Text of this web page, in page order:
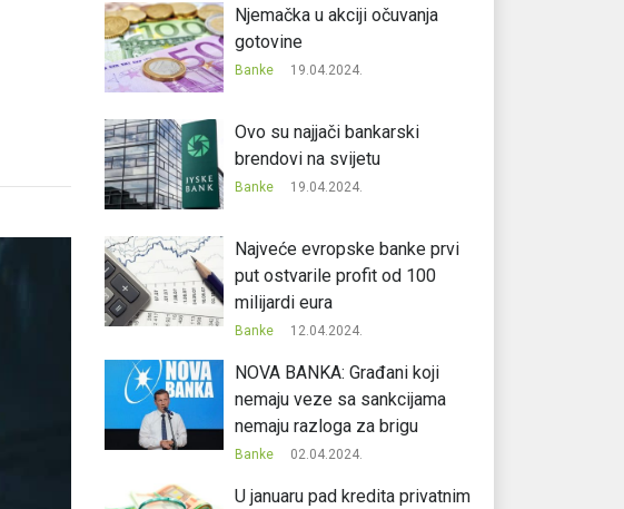
Njemačka u akciji očuvanja
gotovine
Banke 19.04.2024.
Ovo su najjači bankarski
brendovi na svijetu
Banke 19.04.2024.
Najveće evropske banke prvi
put ostvarile profit od 100
milijardi eura
Banke 12.04.2024.
NOVA BANKA: Građani koji
nemaju veze sa sankcijama
nemaju razloga za brigu
Banke 02.04.2024.
U januaru pad kredita privatnim